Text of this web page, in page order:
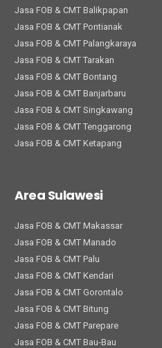
Jasa FOB & CMT Balikpapan
Jasa FOB & CMT Pontianak
Jasa FOB & CMT Palangkaraya
Jasa FOB & CMT Tarakan
Jasa FOB & CMT Bontang
Jasa FOB & CMT Banjarbaru
Jasa FOB & CMT Singkawang
Jasa FOB & CMT Tenggarong
Jasa FOB & CMT Ketapang
Area Sulawesi
Jasa FOB & CMT Makassar
Jasa FOB & CMT Manado
Jasa FOB & CMT Palu
Jasa FOB & CMT Kendari
Jasa FOB & CMT Gorontalo
Jasa FOB & CMT Bitung
Jasa FOB & CMT Parepare
Jasa FOB & CMT Bau-Bau